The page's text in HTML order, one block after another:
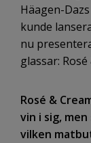
Häagen-
kunde
nu
glassar:
Rosé &
vin i sig,
vilken